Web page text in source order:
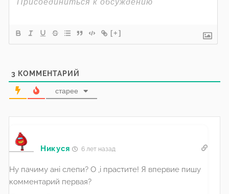
[+]
3 КОММЕНТАРИЙ
старее
Никуся 6 лет назад
Ну пачиму ані слепи? О ,і прастите! Я впервие пишу
комментарий первая?